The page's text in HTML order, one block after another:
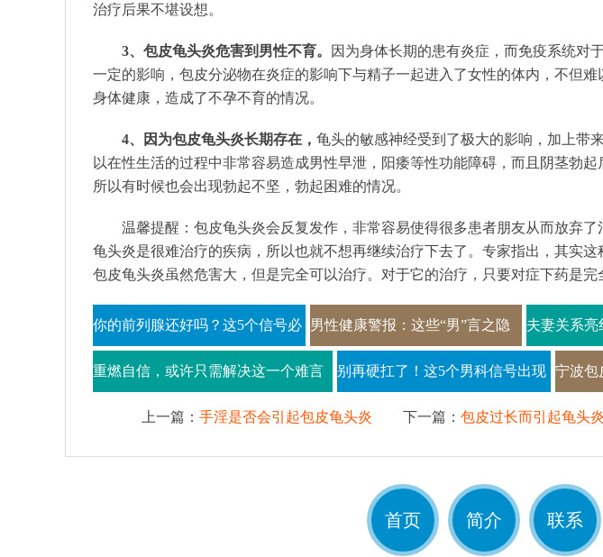
治疗后果不堪设想。
3、包皮龟头炎危害到男性不育。
因为身体长期的患有炎症，而免疫系统对
一定的影响，包皮分泌物在炎症的影响下与精子一起进入了女性的体内，不但难
身体健康，造成了不孕不育的情况。
4、因为包皮龟头炎长期存在， 龟头的敏感神经受到了极大的影响，加上带
以在性生活的过程中非常容易造成男性早泄，阳痿等性功能障碍，而且阴茎勃起
所以有时候也会出现勃起不坚，勃起困难的情况。
温馨提醒：包皮龟头炎会反复发作，非常容易使得很多患者朋友从而放弃了
龟头炎是很难治疗的疾病，所以也就不想再继续治疗下去了。专家指出，其实这
包皮龟头炎虽然危害大，但是完全可以治疗。对于它的治疗，只要对症下药是完
你的前列腺还好吗？这5个信号必
须警惕
男性健康警报：这些“男”言之隐
你可能正在忽视
夫妻关系亮
被你忽视的
重燃自信，或许只需解决这一个难言 别再硬扛了！这5个男科信号出现
一个就要警惕
宁波包
多少钱
上一篇： 手淫是否会引起包皮龟头炎 下一篇： 包皮过长而引起龟头
首页 简介 联系